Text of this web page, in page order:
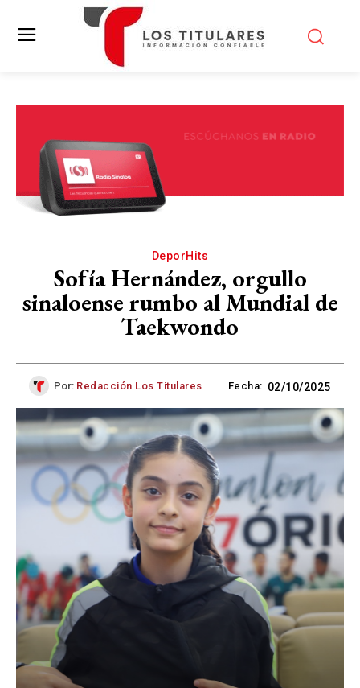
DeporHits
Sofía Hernández, orgullo
sinaloense rumbo al Mundial de
Taekwondo
Por: Redacción Los Titulares Fecha: 02/10/2025